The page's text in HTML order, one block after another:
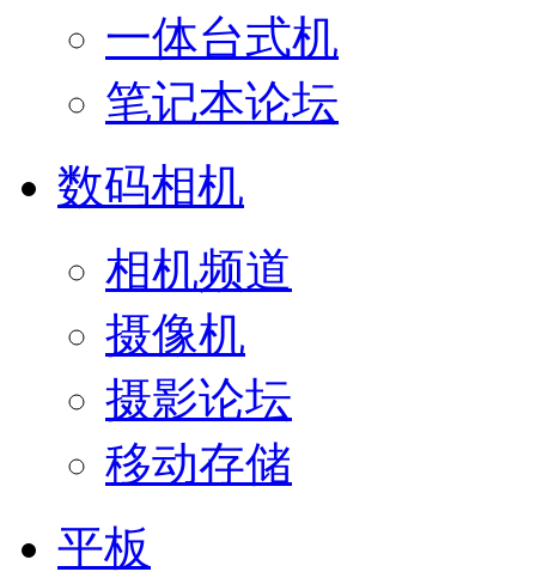
一体台式机
笔记本论坛
数码相机
相机频道
摄像机
摄影论坛
移动存储
平板